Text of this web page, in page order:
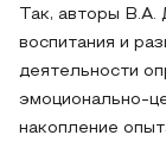
Так, авторы
воспитания и
деятельности
эмоционально-
накопление